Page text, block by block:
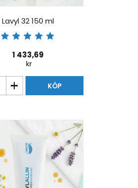
Lavyl 32 150 ml
1 433,69
kr
KÖP